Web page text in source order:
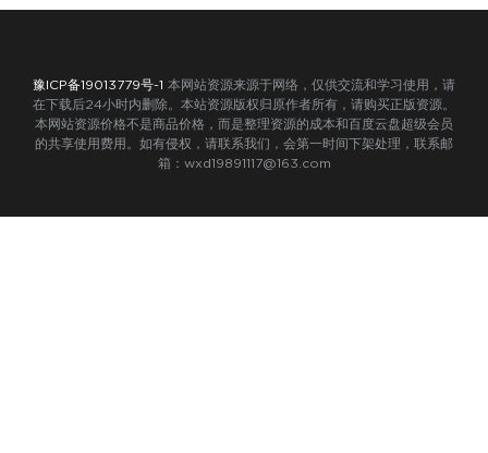
豫ICP备19013779号-1 本网站资源来源于网络，仅供交流和学习使用，请
在下载后24小时内删除。本站资源版权归原作者所有，请购买正版资源。
本网站资源价格不是商品价格，而是整理资源的成本和百度云盘超级会员
的共享使用费用。如有侵权，请联系我们，会第一时间下架处理，联系邮
箱：wxd19891117@163.com